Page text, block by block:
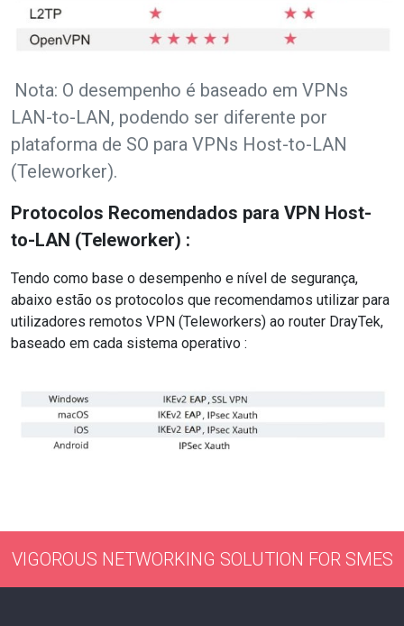
Nota: O desempenho é baseado em VPNs
LAN-to-LAN, podendo ser diferente por
plataforma de SO para VPNs Host-to-LAN
(Teleworker).
Protocolos Recomendados para VPN Host-
to-LAN (Teleworker) :
Tendo como base o desempenho e nível de segurança,
abaixo estão os protocolos que recomendamos utilizar para
utilizadores remotos VPN (Teleworkers) ao router DrayTek,
baseado em cada sistema operativo :
VIGOROUS NETWORKING SOLUTION FOR SMES